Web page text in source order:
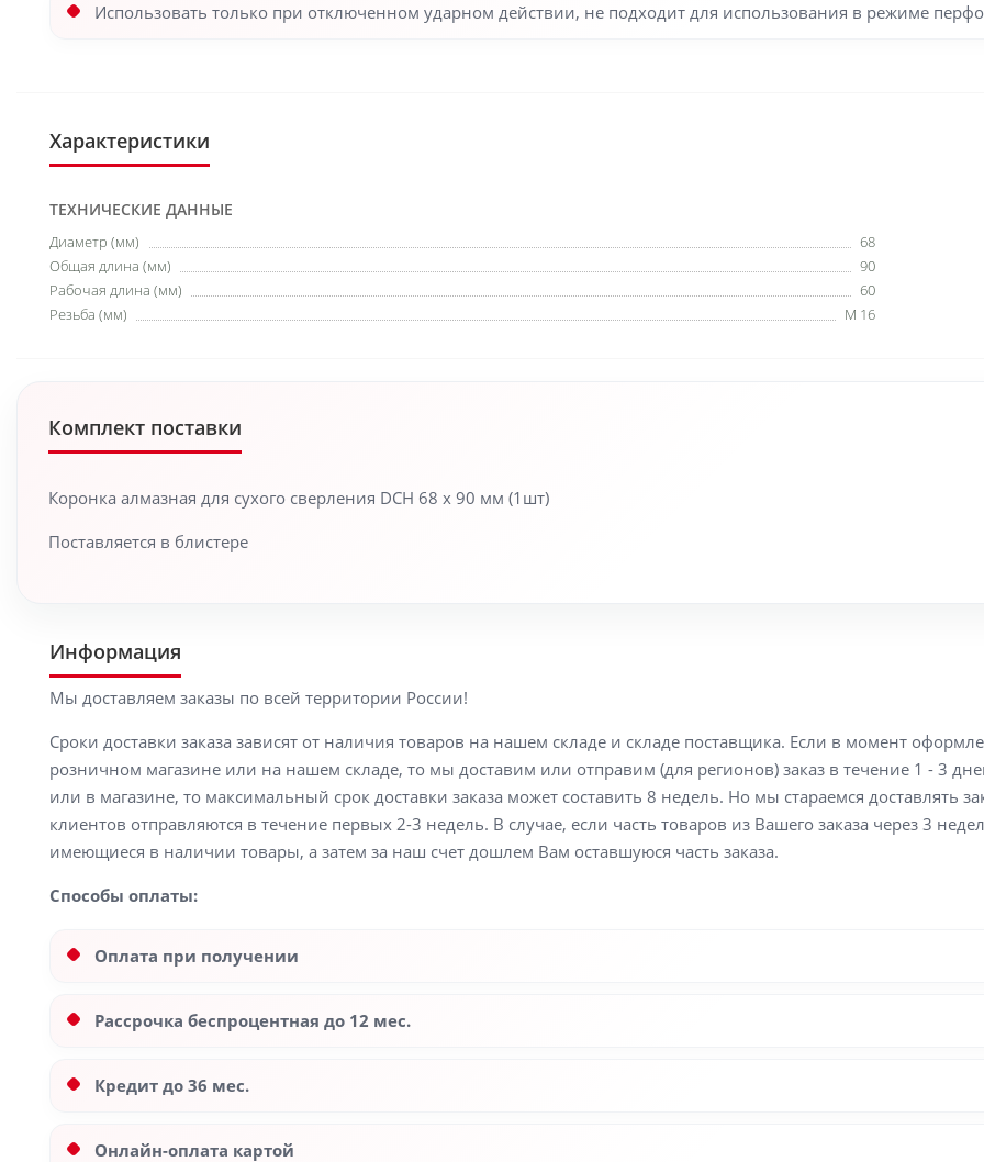
Использовать только при отключенном ударном действии, не подходит для использования в режиме
Характеристики
ТЕХНИЧЕСКИЕ ДАННЫЕ
Диаметр (мм)
68
Общая длина (мм)
90
Рабочая длина (мм)
60
Резьба (мм)
М 16
Комплект поставки
Коронка алмазная для сухого сверления DCH 68 x 90 мм (1шт)
Поставляется в блистере
Информация
Мы доставляем заказы по всей территории России!
Сроки доставки заказа зависят от наличия товаров на нашем складе и складе поставщика. Если в момент
розничном магазине или на нашем складе, то мы доставим или отправим (для регионов) заказ в течение 1 - 3
или в магазине, то максимальный срок доставки заказа может составить 8 недель. Но мы стараемся доставлять
клиентов отправляются в течение первых 2-3 недель. В случае, если часть товаров из Вашего заказа через 3
имеющиеся в наличии товары, а затем за наш счет дошлем Вам оставшуюся часть заказа.
Способы оплаты:
Оплата при получении
Рассрочка беспроцентная до 12 мес.
Кредит до 36 мес.
Онлайн-оплата картой